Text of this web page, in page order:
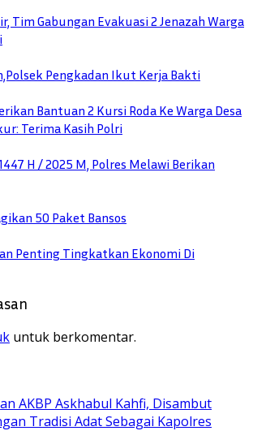
Tim Gabungan Evakuasi 2 Jenazah Warga
Pengkadan Ikut Kerja Bakti
Bantuan 2 Kursi Roda Ke Warga Desa
Terima Kasih Polri
H / 2025 M, Polres Melawi Berikan
50 Paket Bansos
Penting Tingkatkan Ekonomi Di
untuk berkomentar.